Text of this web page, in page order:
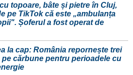
topoare, bâte și pietre în Cluj,
pe TikTok că este „ambulanța
Șoferul a fost operat de
la cap: România repornește trei
cărbune pentru perioadele cu